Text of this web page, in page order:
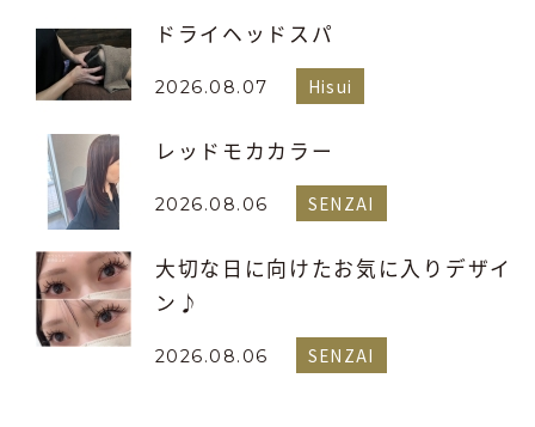
ドライヘッドスパ
2026.08.07 Hisui
レッドモカカラー
2026.08.06 SENZAI
大切な日に向けたお気に入りデザイ
ン♪
2026.08.06 SENZAI